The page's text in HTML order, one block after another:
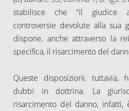
stabilisce che “il giudice
controversie devolute alla sua
dispone, anche attraverso la
specifica, il risarcimento del
Queste disposizioni, tuttavia,
dubbi in dottrina. La
risarcimento del danno, infatti,